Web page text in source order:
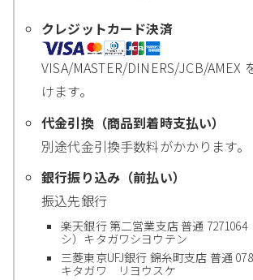
クレジットカード決済
VISA/MASTER/DINERS/JCB/AMEX
けます。
代金引換（商品到着時支払い）
別途代金引換手数料がかかります。
銀行振り込み（前払い）
振込先銀行
楽天銀行 第二営業支店 普通 7271064
シ）キタガワシヨウテン
三菱東京UFJ銀行 錦糸町支店 普通
キタガワ リヨウスケ